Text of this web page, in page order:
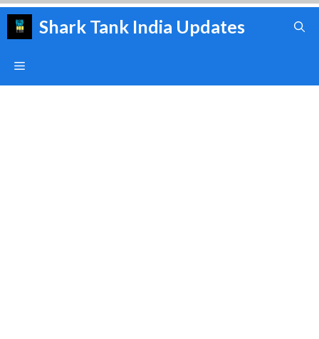
Skip
Shark Tank India Updates
Menu